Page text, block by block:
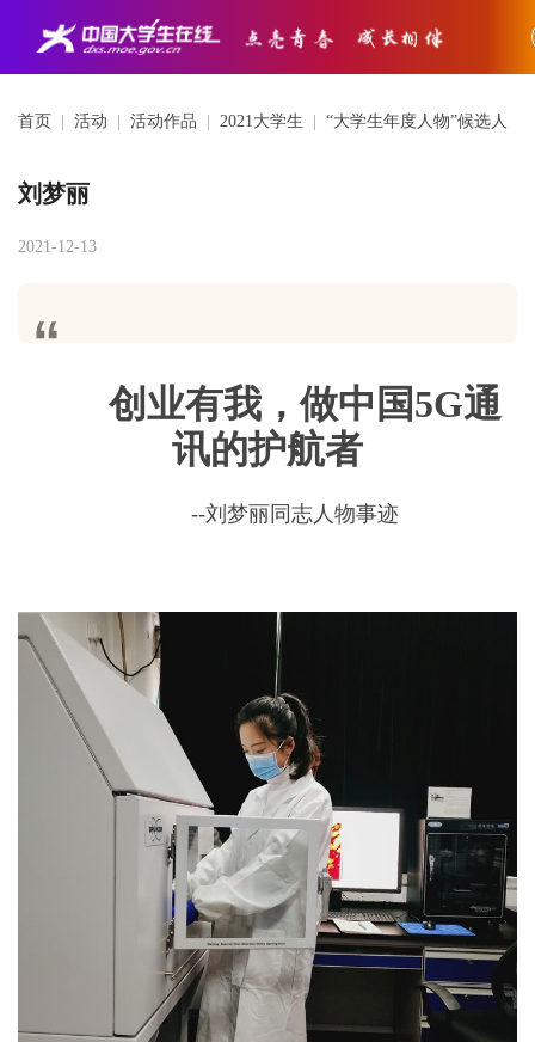
首页 活动 活动作品 2021大学生 “大学生年度人物”候选人
刘梦丽
2021-12-13
创业有我，做中国5G通
讯的护航者
--刘梦丽同志人物事迹